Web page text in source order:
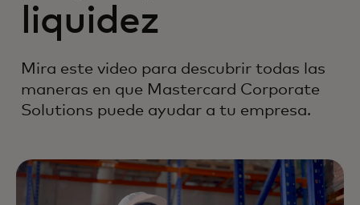
liquidez
Mira este video para descubrir todas las
maneras en que Mastercard Corporate
Solutions puede ayudar a tu empresa.